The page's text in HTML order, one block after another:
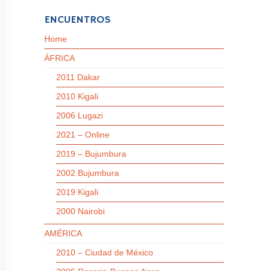
ENCUENTROS
Home
ÁFRICA
2011 Dakar
2010 Kigali
2006 Lugazi
2021 – Online
2019 – Bujumbura
2002 Bujumbura
2019 Kigali
2000 Nairobi
AMÉRICA
2010 – Ciudad de México